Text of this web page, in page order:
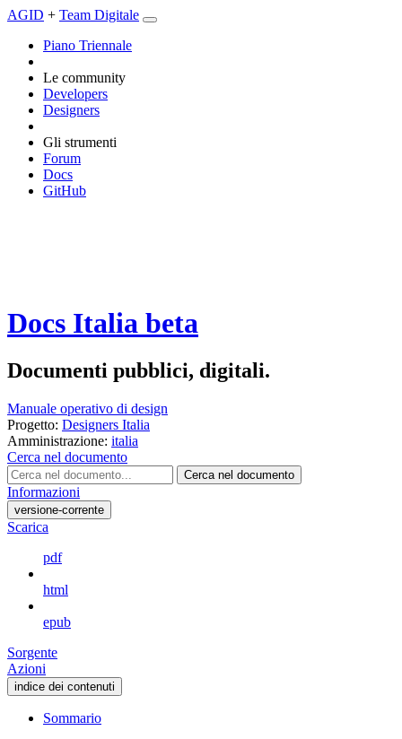
AGID + Team Digitale
Piano Triennale
Le community
Developers
Designers
Gli strumenti
Forum
Docs
GitHub
Docs Italia beta
Documenti pubblici, digitali.
Manuale operativo di design
Progetto: Designers Italia
Amministrazione: italia
Cerca nel documento
Cerca nel documento
Informazioni
versione-corrente
Scarica
pdf
html
epub
Sorgente
Azioni
indice dei contenuti
Sommario